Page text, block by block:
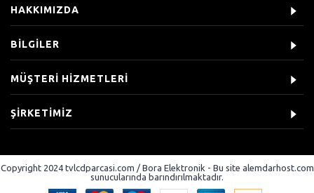
HAKKIMIZDA
BİLGİLER
MÜŞTERİ HİZMETLERİ
ŞİRKETİMİZ
Copyright 2024 tvlcdparcasi.com / Bora Elektronik - Bu site alemdarhost.com
sunucularında barındırılmaktadır.